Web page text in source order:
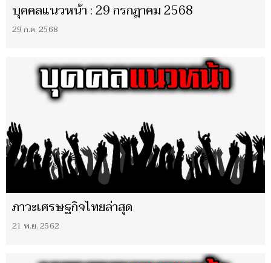
บุคคลแนวหน้า : 29 กรกฎาคม 2568
29 ก.ค. 2568
ภาวะเศรษฐกิจไทยล่าสุด
21 พ.ย. 2562